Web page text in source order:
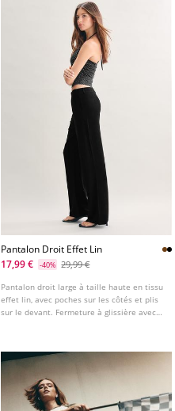
Pantalon Droit Effet Lin
17,99 €
-40% 29,99 €
Pantalon droit large à taille haute en tissu
effet lin, avec poches sur les côtés et plis
sur le devant. Fermeture à glissière avec